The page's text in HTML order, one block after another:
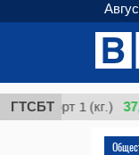
ГТСБТ
1 (кг.) 37,8 ТМТ